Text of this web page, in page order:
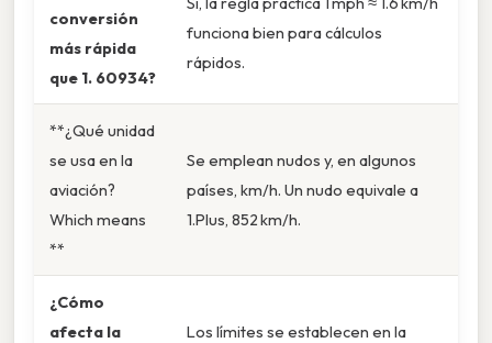
conversión
más rápida
que 1. 60934?
funciona bien para cálculos
rápidos.
**¿Qué unidad
se usa en la
aviación?
Which means
**
Se emplean nudos y, en algunos
países, km/h. Un nudo equivale a
1.Plus, 852 km/h.
¿Cómo
afecta la
Los límites se establecen en la